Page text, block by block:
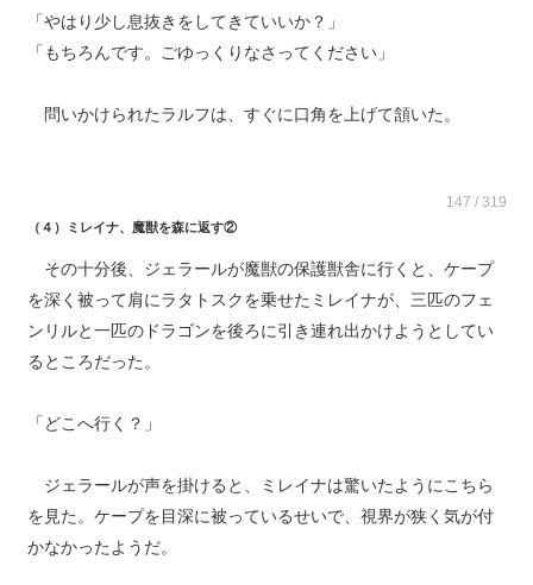
「やはり少し息抜きをしてきていいか？」
「もちろんです。ごゆっくりなさってください」
問いかけられたラルフは、すぐに口角を上げて頷いた。
147 / 319
（４）ミレイナ、魔獣を森に返す②
その十分後、ジェラールが魔獣の保護獣舎に行くと、ケープ
を深く被って肩にラタトスクを乗せたミレイナが、三匹のフェ
ンリルと一匹のドラゴンを後ろに引き連れ出かけようとしてい
るところだった。
「どこへ行く？」
ジェラールが声を掛けると、ミレイナは驚いたようにこちら
を見た。ケープを目深に被っているせいで、視界が狭く気が付
かなかったようだ。